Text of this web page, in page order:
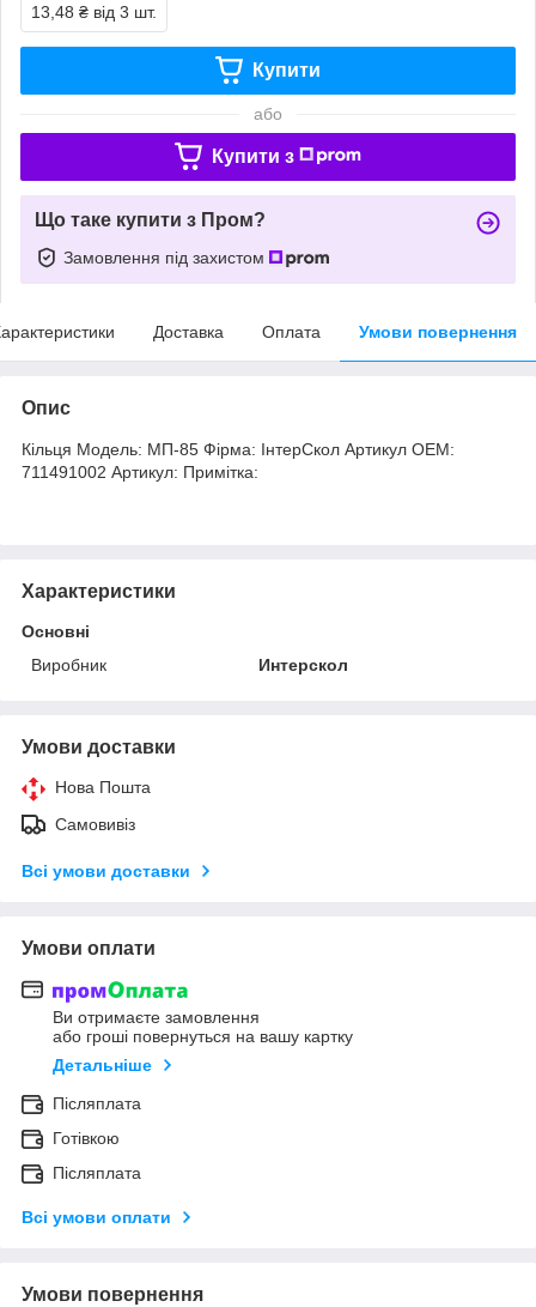
13,48 ₴ від 3 шт.
Купити
або
Купити з
Що таке купити з Пром?
Замовлення під захистом
Доставка Оплата Умови повернення
Опис
Кільця Модель: МП-85 Фірма: ІнтерСкол Артикул OEM:
711491002 Артикул: Примітка:
Характеристики
Основні
Виробник
Интерскол
Умови доставки
Нова Пошта
Самовивіз
Всі умови доставки
Умови оплати
Ви отримаєте замовлення
або гроші повернуться на вашу картку
Детальніше
Післяплата
Готівкою
Післяплата
Всі умови оплати
Умови повернення